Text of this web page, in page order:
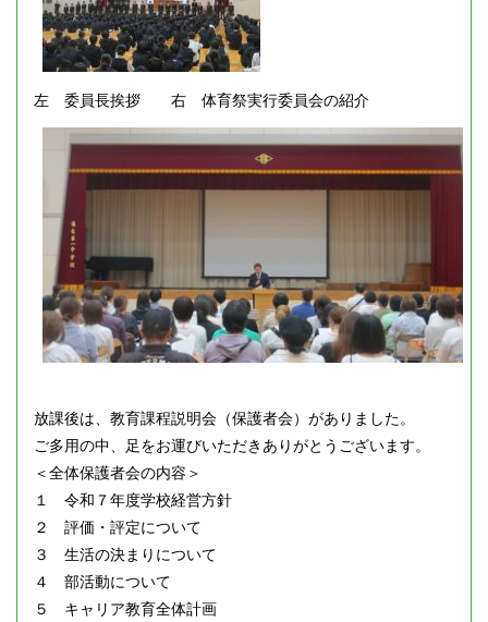
左 委員長挨拶 右 体育祭実行委員会の紹介
放課後は、教育課程説明会（保護者会）がありました。
ご多用の中、足をお運びいただきありがとうございます。
＜全体保護者会の内容＞
１ 令和７年度学校経営方針
２ 評価・評定について
３ 生活の決まりについて
４ 部活動について
５ キャリア教育全体計画